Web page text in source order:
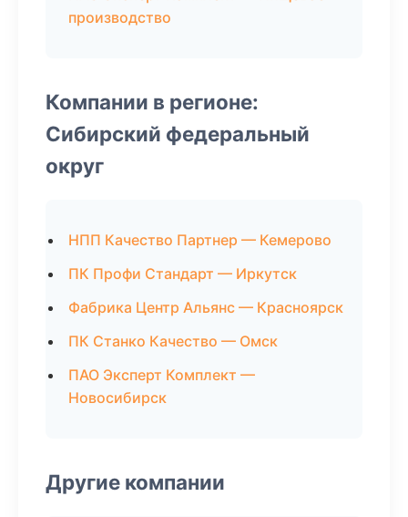
производство
Компании в регионе:
Сибирский федеральный
округ
НПП Качество Партнер — Кемерово
ПК Профи Стандарт — Иркутск
Фабрика Центр Альянс — Красноярск
ПК Станко Качество — Омск
ПАО Эксперт Комплект —
Новосибирск
Другие компании